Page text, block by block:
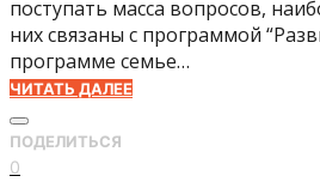
поступать масса вопросов,
них связаны с программой
программе семье…
ЧИТАТЬ ДАЛЕЕ
ПОДЕЛИТЬСЯ
0